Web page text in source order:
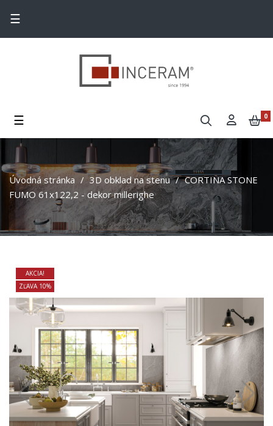
Toggle navigation
☰
Toggle navigation
☰ 0
Úvodná stránka 3D obklad na stenu
CORTINA STONE
FUMO 61x122,2 - dekor millerighe
AKCIA!
ZĽAVA 10%